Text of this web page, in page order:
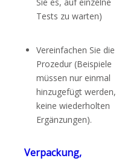
Tests zu warten)
Vereinfachen Sie die
Prozedur (Beispiele
müssen nur einmal
hinzugefügt werden,
keine wiederholten
Ergänzungen).
Verpackung,